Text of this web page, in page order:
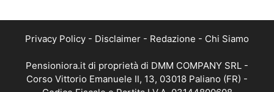
Privacy Policy - Disclaimer - Redazione - Chi Siamo
Pensioniora.it di proprietà di DMM COMPANY SRL -
Corso Vittorio Emanuele II, 13, 03018 Paliano (FR) -